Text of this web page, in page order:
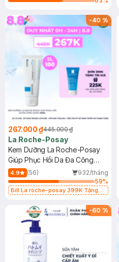
-40%
267.000 ₫445.000 ₫
La Roche-Posay
Kem Dưỡng La Roche-Posay
Giúp Phục Hồi Da Đa Công
Dụng 40ml
4.9 (56)
932/tháng
59%
Bill La roche-posay 399K Tặng
(SL có hạn)
-60 %